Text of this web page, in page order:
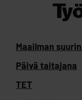
Maailman
Päivä taitajana
TET